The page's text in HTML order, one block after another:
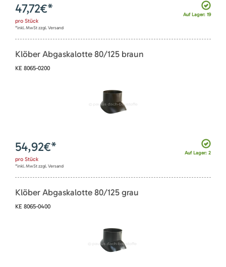
Auf Lager: 19
47,72€*
pro Stück
*inkl. MwSt zzgl. Versand
Klöber Abgaskalotte 80/125 braun
KE 8065-0200
Auf Lager: 2
54,92€*
pro Stück
*inkl. MwSt zzgl. Versand
Klöber Abgaskalotte 80/125 grau
KE 8065-0400